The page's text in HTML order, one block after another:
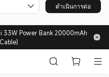
ดำเนินการต่อ
33W Power Bank 20000mAh